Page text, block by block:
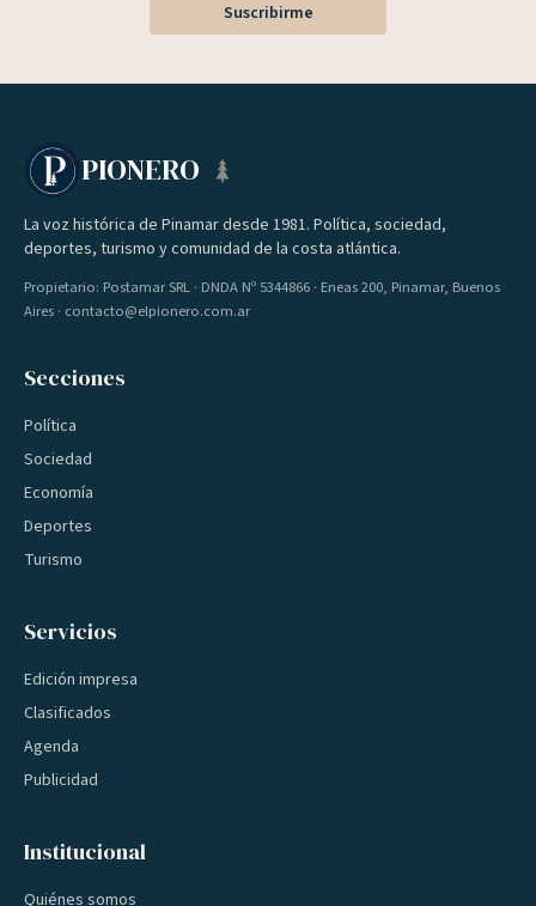
Suscribirme
PIONERO
La voz histórica de Pinamar desde 1981. Política, sociedad,
deportes, turismo y comunidad de la costa atlántica.
Propietario: Postamar SRL · DNDA Nº 5344866 · Eneas 200, Pinamar, Buenos
Aires · contacto@elpionero.com.ar
Secciones
Política
Sociedad
Economía
Deportes
Turismo
Servicios
Edición impresa
Clasificados
Agenda
Publicidad
Institucional
Quiénes somos